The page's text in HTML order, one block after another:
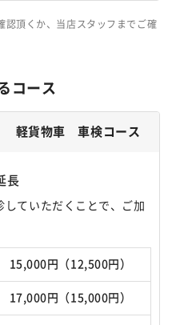
認頂くか、当店スタッフまでご確
コース
軽貨物車 車検コース
長
ていただくことで、ご加
15,000円（12,500円）
17,000円（15,000円）